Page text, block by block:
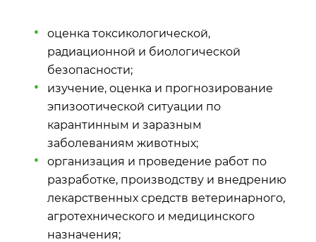
оценка токсикологической,
радиационной и биологической
безопасности;
изучение, оценка и прогнозирование
эпизоотической ситуации по
карантинным и заразным
заболеваниям животных;
организация и проведение работ по
разработке, производству и внедрению
лекарственных средств ветеринарного,
агротехнического и медицинского
назначения;